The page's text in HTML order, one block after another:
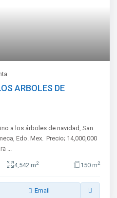
ARBOLES DE
a los árboles de navidad, San
Edo. Mex. Precio; 14,000,000
...
4,542 m2 150 m2
Email